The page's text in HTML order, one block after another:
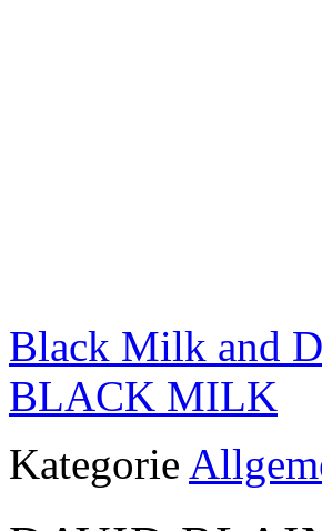
Black Milk and
BLACK MILK
Kategorie